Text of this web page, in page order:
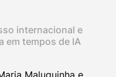
internacional e
em tempos de IA